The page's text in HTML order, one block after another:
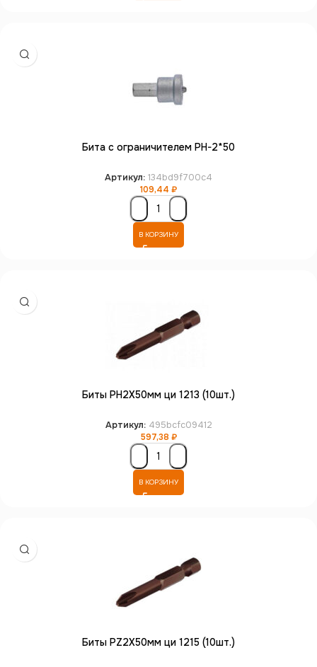
Бита с ограничителем PH-2*50
Артикул: 134bd9f700c4
109,44 ₽
В КОРЗИНУ
Биты PH2X50мм ци 1213 (10шт.)
Артикул: 495bcfc09412
597,38 ₽
В КОРЗИНУ
Биты PZ2X50мм ци 1215 (10шт.)